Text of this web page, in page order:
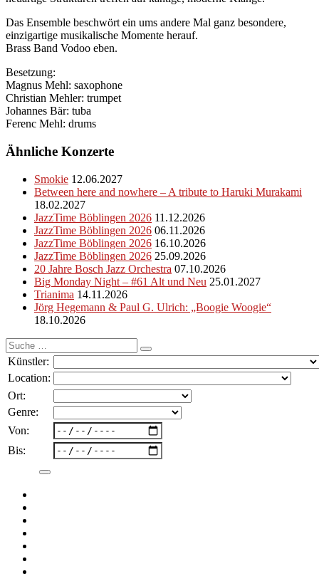
Das Ensemble beschwört ein ums andere Mal ganz besondere,
einzigartige musikalische Momente herauf.
Brass Band Vodoo eben.
Besetzung:
Magnus Mehl: saxophone
Christian Mehler: trumpet
Johannes Bär: tuba
Ferenc Mehl: drums
Ähnliche Konzerte
Smokie 12.06.2027
Between here and nowhere – A tribute to Haruki Murakami
18.02.2027
JazzTime Böblingen 2026 11.12.2026
JazzTime Böblingen 2026 06.11.2026
JazzTime Böblingen 2026 16.10.2026
JazzTime Böblingen 2026 25.09.2026
20 Jahre Bosch Jazz Orchestra 07.10.2026
Big Monday Night – #61 Alt und Neu 25.01.2027
Trianima 14.11.2026
Jörg Hegemann & Paul G. Ulrich: „Boogie Woogie“
18.10.2026
Suche
nach:
Künstler:
Location:
Ort:
Genre:
Von:
Bis: